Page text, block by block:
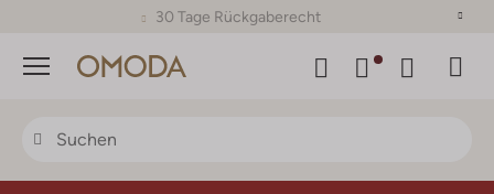
30 Tage Rückgaberecht
Menü